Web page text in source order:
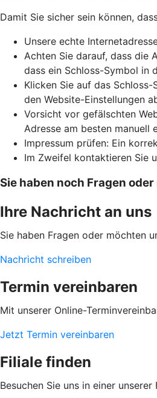
Damit Sie sicher sein können,
Unsere echte
Achten Sie darauf, dass die
dass ein Schloss-Symbol in
Klicken Sie auf das
den Website-Einstellungen
Vorsicht vor gefälschten
Adresse am besten manuell
Impressum prüfen: Ein
Im Zweifel kontaktieren Sie
Sie haben noch Fragen
Ihre Nachricht an uns
Sie haben Fragen oder möchten
Nachricht schreiben
Termin vereinbaren
Mit unserer Online-
Jetzt Termin vereinbaren
Filiale finden
Besuchen Sie uns in einer